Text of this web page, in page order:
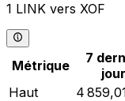
1 LINK vers XOF
Métrique
7
Haut
4